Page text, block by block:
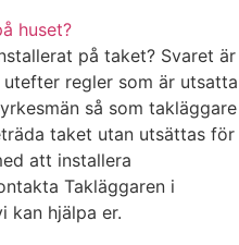
huset?
på taket? Svaret är
regler som är utsatta
så som takläggare
taket utan utsättas för
att installera
Takläggaren i
kan hjälpa er.